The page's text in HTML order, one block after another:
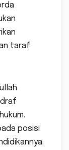
taraf
posisi